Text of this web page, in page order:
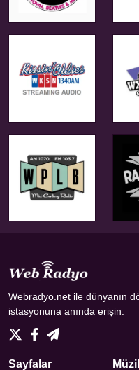
Webradyo.net ile dünyanın
istasyonuna anında erişin.
Sayfalar